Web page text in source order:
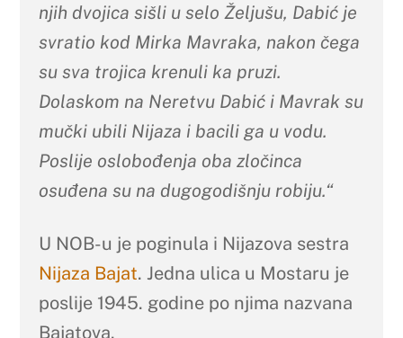
njih dvojica sišli u selo Željušu, Dabić je
svratio kod Mirka Mavraka, nakon čega
su sva trojica krenuli ka pruzi.
Dolaskom na Neretvu Dabić i Mavrak su
mučki ubili Nijaza i bacili ga u vodu.
Poslije oslobođenja oba zločinca
osuđena su na dugogodišnju robiju.“
U NOB-u je poginula i Nijazova sestra
Nijaza Bajat. Jedna ulica u Mostaru je
poslije 1945. godine po njima nazvana
Bajatova.